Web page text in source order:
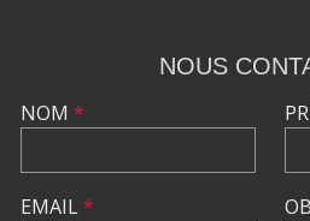
NOUS
NOM *
EMAIL*